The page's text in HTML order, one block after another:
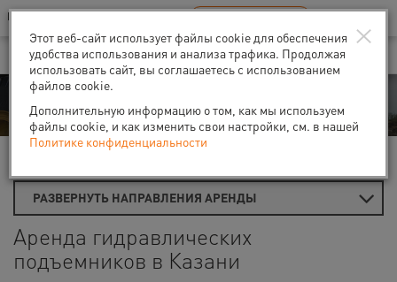
Ваш город:Казань
В Вашем регионе нет наших офисов RU EN
Аренда
РАЗВЕРНУТЬ НАПРАВЛЕНИЯ АРЕНДЫ
Аренда гидравлических
подъемников в Казани
×
Этот веб-сайт использует файлы cookie для обеспечения
удобства использования и анализа трафика. Продолжая
использовать сайт, вы соглашаетесь с использованием
файлов cookie.
Дополнительную информацию о том, как мы используем
файлы cookie, и как изменить свои настройки, см. в нашей
Политике конфиденциальности